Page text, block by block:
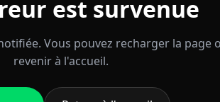
est survenue
Vous pouvez recharger la page
revenir à l'accueil.